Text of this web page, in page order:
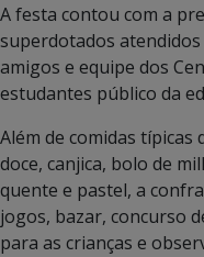
A festa contou com a
superdotados atendidos
amigos e equipe dos
estudantes público da
Além de comidas típicas
doce, canjica, bolo de
quente e pastel, a
jogos, bazar, concurso
para as crianças e